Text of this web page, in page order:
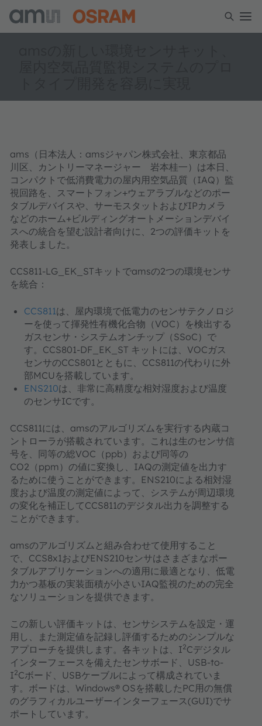
ams（日本法人：amsジャパン株式会社、東京都品
川区、カントリーマネージャー 岩本桂一）は本日、
コンパクトで低消費電力の屋内用空気品質（IAQ）監
視回路を、スマートフォン+ウェアラブルなどのポー
タブルデバイスや、サーモスタットおよびIPカメラ
などのホーム+ビルディングオートメーションデバイ
スへの統合を望む設計者向けに、2つの評価キットを
発表しました。
CCS811-LG_EK_STキットでamsの2つの環境センサ
を統合：
CCS811は、屋内環境で低電力のセンサテクノロジ
ーを使って揮発性有機化合物（VOC）を検出する
ガスセンサ・システムオンチップ（SSoC）で
す。CCS801-DF_EK_ST キットには、VOCガス
センサのCCS801とともに、CCS811の代わりに外
部MCUを搭載しています。
ENS210は、非常に高精度な相対湿度および温度
のセンサICです。
CCS811には、amsのアルゴリズムを実行する内蔵コ
ントローラが搭載されています。これは生のセンサ信
号を、同等の総VOC（ppb）および同等の
CO2（ppm）の値に変換し、IAQの測定値を出力す
るために使うことができます。ENS210による相対湿
度および温度の測定値によって、システムが周辺環境
の変化を補正してCCS811のデジタル出力を調整する
ことができます。
amsのアルゴリズムと組み合わせて使用すること
で、CCS8x1およびENS210センサはさまざまなポー
タブルアプリケーションへの適用に最適となり、低電
力かつ基板の実装面積が小さいIAQ監視のための完全
なソリューションを提供できます。
この新しい評価キットは、センサシステムを設定・運
用し、また測定値を記録し評価するためのシンプルな
アプローチを提供します。各キットは、I2Cデジタル
インターフェースを備えたセンサボード、USB-to-
I2Cボード、USBケーブルによって構成されていま
す。ボードは、Windows® OSを搭載したPC用の無償
のグラフィカルユーザーインターフェース(GUI)でサ
ポートしています。